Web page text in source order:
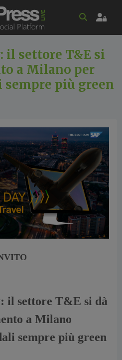
il settore T&E si
a Milano per
più green
il settore T&E si dà
a Milano
sempre più green